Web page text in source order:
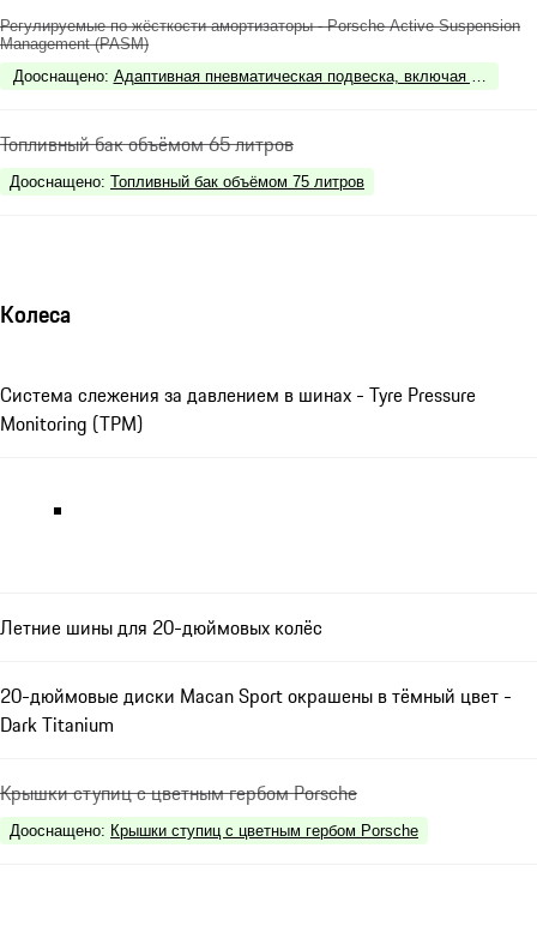
Регулируемые по жёсткости амортизаторы - Porsche Active Suspension
Management (PASM)
Дооснащено: Адаптивная пневматическая подвеска, включая
Топливный бак объёмом 65 литров
Дооснащено: Топливный бак объёмом 75 литров
Колеса
Система слежения за давлением в шинах - Tyre Pressure
Monitoring (TPM)
Летние шины для 20-дюймовых колёс
20-дюймовые диски Macan Sport окрашены в тёмный цвет -
Dark Titanium
Крышки ступиц с цветным гербом Porsche
Дооснащено: Крышки ступиц с цветным гербом Porsche